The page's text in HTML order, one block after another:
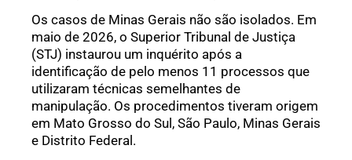
Os casos de Minas Gerais não são isolados. Em
maio de 2026, o Superior Tribunal de Justiça
(STJ) instaurou um inquérito após a
identificação de pelo menos 11 processos que
utilizaram técnicas semelhantes de
manipulação. Os procedimentos tiveram origem
em Mato Grosso do Sul, São Paulo, Minas Gerais
e Distrito Federal.